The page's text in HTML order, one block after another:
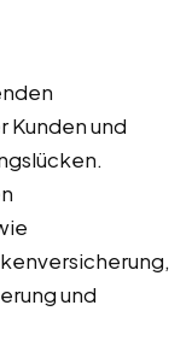
Kunden und
und